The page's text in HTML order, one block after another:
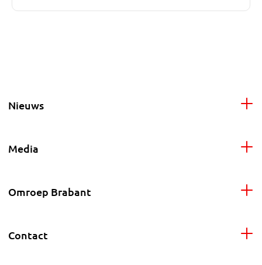
Nieuws
Media
Omroep Brabant
Contact